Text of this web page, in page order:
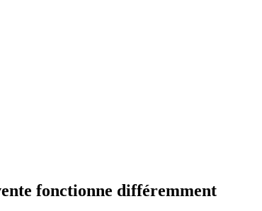
fonctionne différemment